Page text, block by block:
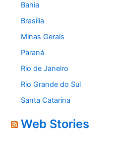
Bahia
Brasília
Minas Gerais
Paraná
Rio de Janeiro
Rio Grande do Sul
Santa Catarina
Web Stories